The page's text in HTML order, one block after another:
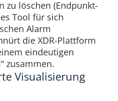
zu löschen (Endpunkt-
Tool für sich
Alarm
die XDR-Plattform
eindeutigen
zusammen.
Visualisierung